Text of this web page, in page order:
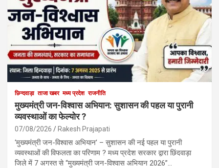
छिन्दवाड़ा ताजा खबर मध्य प्रदेश राजनीति
मुख्यमंत्री जन-विश्वास अभियान: सुशासन की पहल या पुरानी
व्यवस्थाओं का फेल्योर ?
07/08/2026 Rakesh Prajapati
‘मुख्यमंत्री जन-विश्वास अभियान’ – सुशासन की नई पहल या पुरानी
व्यवस्थाओं की विफलता का परिणाम ? मध्य प्रदेश सरकार द्वारा छिंदवाड़ा
जिले में 7 अगस्त से “मुख्यमंत्री जन-विश्वास अभियान 2026”…